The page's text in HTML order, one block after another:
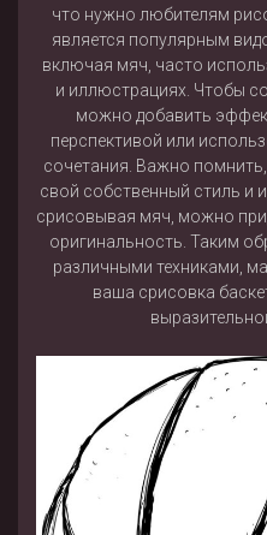
что нужно любителям
является популярным
включая мяч, часто
и иллюстрациях. Чтобы
можно добавить
перспективой или
сочетания. Важно
свой собственный стиль и
срисовывая мяч, можно
оригинальность. Таким
различными техниками,
ваша срисовка